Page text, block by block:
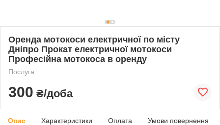
Оренда мотокоси електричної по місту
Дніпро Прокат електричної мотокоси
Професійна мотокоса в оренду
Послуга
300 ₴/доба
Опис Характеристики Оплата Умови повернення